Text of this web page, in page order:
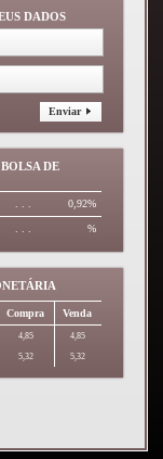
DADOS
Enviar
DE
0,92%
%
Compra Venda
4,85 4,85
5,32 5,32